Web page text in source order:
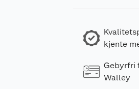
kjente
Gebyrfri
Walley